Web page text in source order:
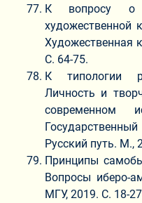
К вопросу о
художественной
Художественная
С. 64-75.
К типологии
Личность и
современном
Русский путь. М.,
Принципы
Вопросы иберо-
МГУ, 2019. С. 18-